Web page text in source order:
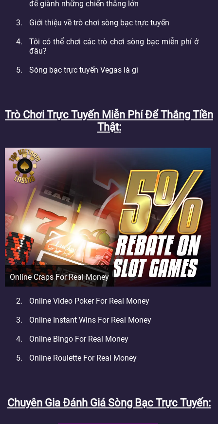
để giành những chiến thắng lớn
Giới thiệu về trò chơi sòng bạc trực tuyến
Tôi có thể chơi các trò chơi sòng bạc miễn phí ở
đâu?
Sòng bạc trực tuyến Vegas là gì
Trò Chơi Trực Tuyến Miễn Phí Để Thắng Tiền
Thật
Online Craps For Real Money
Online Video Poker For Real Money
Online Instant Wins For Real Money
Online Bingo For Real Money
Online Roulette For Real Money
Chuyên Gia Đánh Giá Sòng Bạc Trực Tuyến